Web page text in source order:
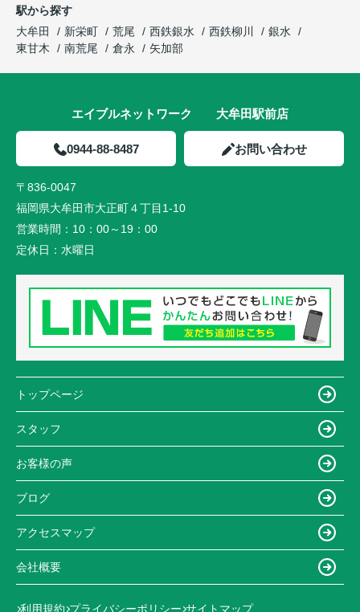
駅から探す
大牟田
新栄町 荒尾 西鉄銀水 西鉄柳川
銀水
東甘木
南荒尾 倉永 矢加部
エイブルネットワーク 大牟田駅前店
0944-88-8487 お問い合わせ
〒836-0047
福岡県大牟田市大正町４丁目1-10
営業時間： 10：00～19：00
定休日： 水曜日
トップページ
スタッフ
お客様の声
ブログ
アクセスマップ
会社概要
利用規約 プライバシーポリシー サイトマップ